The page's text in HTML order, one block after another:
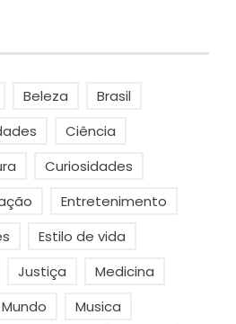
Beleza
Brasil
Ciência
Curiosidades
Entretenimento
Estilo de vida
Justiça
Medicina
Mundo
Musica